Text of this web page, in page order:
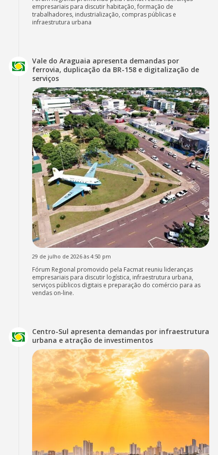
empresariais para discutir habitação, formação de
trabalhadores, industrialização, compras públicas e
infraestrutura urbana
Vale do Araguaia apresenta demandas por
ferrovia, duplicação da BR-158 e digitalização de
serviços
29 de julho de 2026 às 4:50 pm
Fórum Regional promovido pela Facmat reuniu lideranças
empresariais para discutir logística, infraestrutura urbana,
serviços públicos digitais e preparação do comércio para as
vendas on-line.
Centro-Sul apresenta demandas por infraestrutura
urbana e atração de investimentos